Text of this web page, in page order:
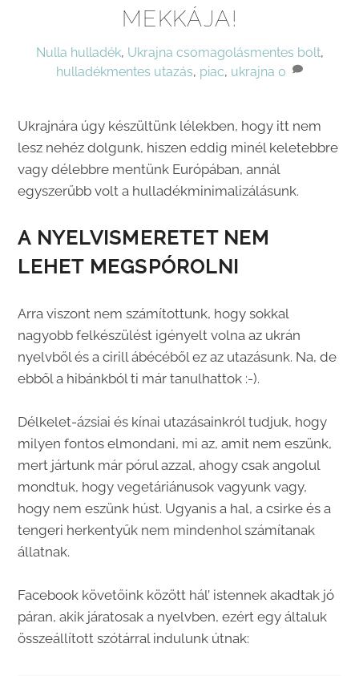
MEKKÁJA!
Nulla hulladék, Ukrajna csomagolásmentes bolt,
hulladékmentes utazás, piac, ukrajna 0
Ukrajnára úgy készültünk lélekben, hogy itt nem
lesz nehéz dolgunk, hiszen eddig minél keletebbre
vagy délebbre mentünk Európában, annál
egyszerűbb volt a hulladékminimalizálásunk.
A NYELVISMERETET NEM
LEHET MEGSPÓROLNI
Arra viszont nem számítottunk, hogy sokkal
nagyobb felkészülést igényelt volna az ukrán
nyelvből és a cirill ábécéből ez az utazásunk. Na, de
ebből a hibánkból ti már tanulhattok :-).
Délkelet-ázsiai és kínai utazásainkról tudjuk, hogy
milyen fontos elmondani, mi az, amit nem eszünk,
mert jártunk már pórul azzal, ahogy csak angolul
mondtuk, hogy vegetáriánusok vagyunk vagy,
hogy nem eszünk húst. Ugyanis a hal, a csirke és a
tengeri herkentyűk nem mindenhol számítanak
állatnak.
Facebook követőink között hál’ istennek akadtak jó
páran, akik járatosak a nyelvben, ezért egy általuk
összeállított szótárral indulunk útnak: